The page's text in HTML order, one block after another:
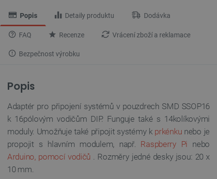
Popis Detaily produktu Dodávka
FAQ Recenze Vrácení zboží a reklamace
Bezpečnost výrobku
Popis
Adaptér pro připojení systémů v pouzdrech SMD SSOP16
k 16pólovým vodičům DIP. Funguje také s 14kolíkovými
moduly. Umožňuje také připojit systémy k prkénku nebo je
propojit s hlavním modulem, např. Raspberry Pi nebo
Arduino, pomocí vodičů . Rozměry jedné desky jsou: 20 x
10 mm.